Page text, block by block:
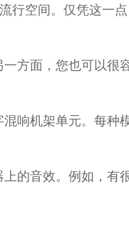
行空间。仅凭这一
方面，您也可以很
响机架单元。每种
的音效。例如，有